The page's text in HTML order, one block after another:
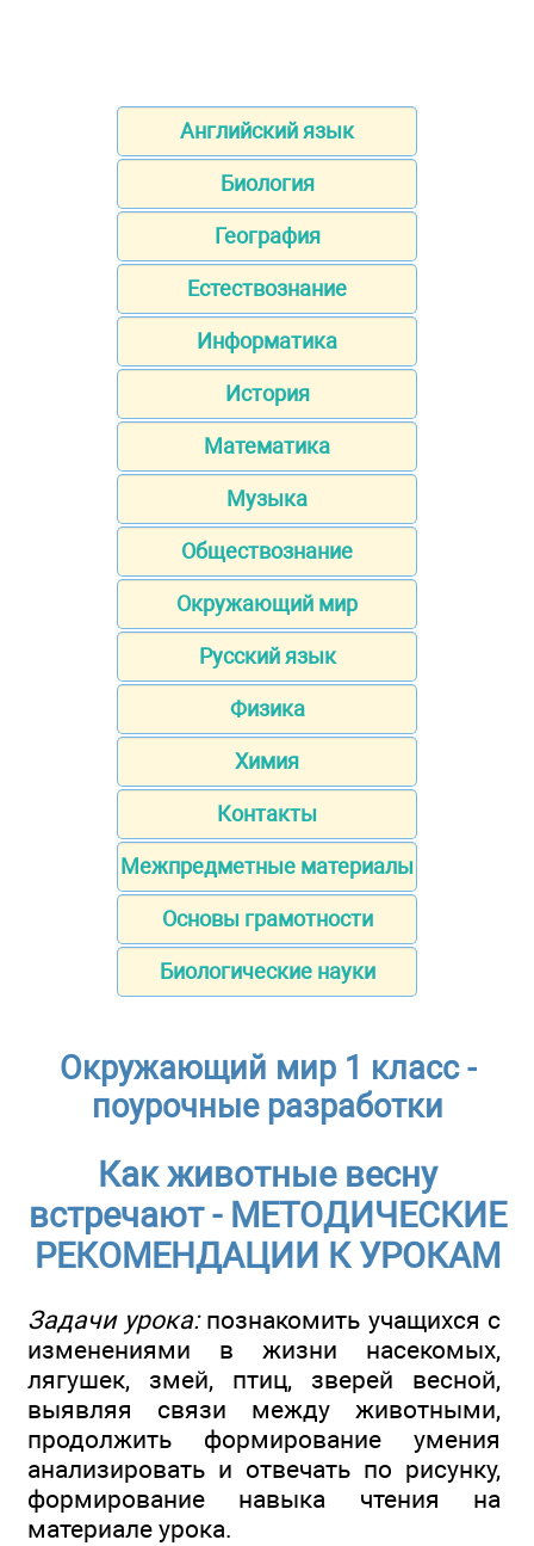
Английский язык
Биология
География
Естествознание
Информатика
История
Математика
Музыка
Обществознание
Окружающий мир
Русский язык
Физика
Химия
Контакты
Межпредметные материалы
Основы грамотности
Биологические науки
Окружающий мир 1 класс -
поурочные разработки
Как животные весну
встречают - МЕТОДИЧЕСКИЕ
РЕКОМЕНДАЦИИ К УРОКАМ
Задачи урока:познакомить учащихся с
изменениями в жизни насекомых,
лягушек, змей, птиц, зверей весной,
выявляя связи между животными,
продолжить формирование умения
анализировать и отвечать по рисунку,
формирование навыка чтения на
материале урока.